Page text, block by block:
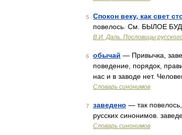
5 Спокон веку, как свет
повелось. См. БЫЛОЕ
В.И. Даль. Пословицы
6 обычай — Привычка,
поведение, порядок,
нас и в заводе нет.
Словарь синонимов
7 заведено — так
русских синонимов.
Словарь синонимов